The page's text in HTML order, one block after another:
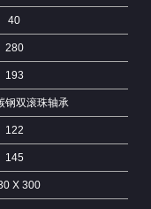
40
280
193
钢双滚珠轴承
122
145
X 300